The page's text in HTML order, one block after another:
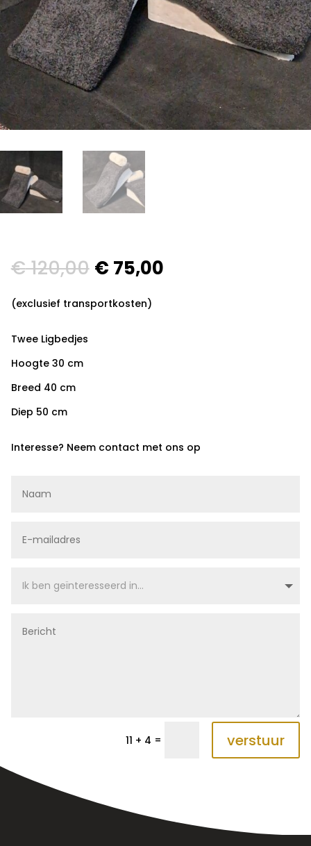
€120,00 € 75,00
(exclusief transportkosten)
Twee Ligbedjes
Hoogte 30 cm
Breed 40 cm
Diep 50 cm
Interesse? Neem contact met ons op
11 + 4 = verstuur